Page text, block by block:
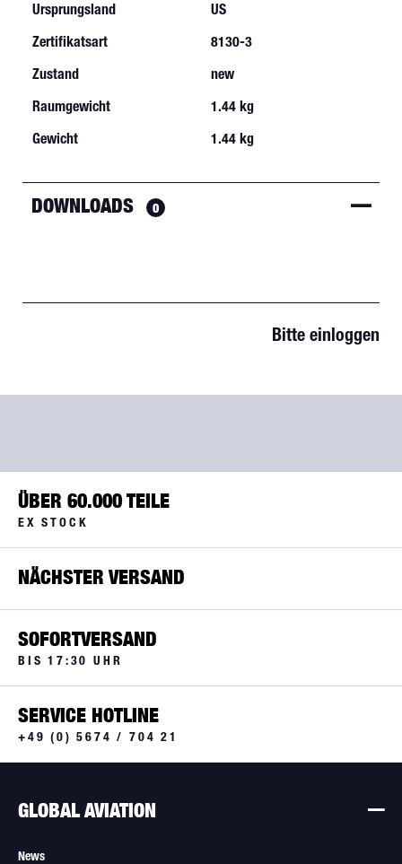
Ursprungsland
US
Zertifikatsart
8130-3
Zustand
new
Raumgewicht
1.44 kg
Gewicht
1.44 kg
DOWNLOADS 0
Bitte einloggen
ÜBER 60.000 TEILE
EX STOCK
NÄCHSTER VERSAND
SOFORTVERSAND
BIS 17:30 UHR
SERVICE HOTLINE
+49 (0) 5674 / 704 21
GLOBAL AVIATION
News